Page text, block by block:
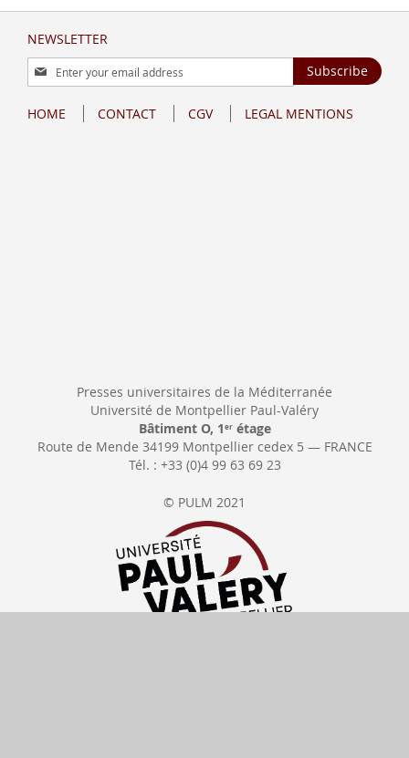
NEWSLETTER
Sign
Up
Our
Subscribe
HOME CONTACT CGV LEGAL MENTIONS
Presses universitaires de la Méditerranée
Université de Montpellier Paul-Valéry
Bâtiment O, 1 erétage
Route de Mende 34199 Montpellier cedex 5 — FRANCE
Tél. : +33 (0)4 99 63 69 23
© PULM 2021